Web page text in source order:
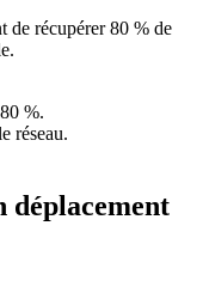
de récupérer 80 % de
%.
réseau.
déplacement